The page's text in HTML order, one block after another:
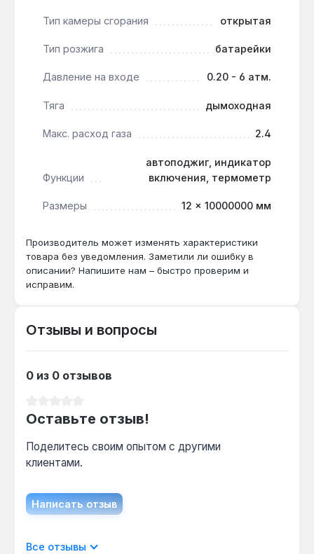
доставка по Украине.
мощность 24 кВт обеспечивают нагрев воды
одновременно, но для двух ванн потребуется
теплообменника раз в 1-2 года — это
предотвращает снижение КПД и продлевает
срок службы.
Тип камеры сгорания открытая
Тип розжига батарейки
Давление на входе 0.20 - 6 атм.
Тяга дымоходная
Макс. расход газа 2.4
Функции
автоподжиг, индикатор
включения, термометр
Размеры 12 × 10000000 мм
Производитель может изменять характеристики
товара без уведомления. Заметили ли ошибку в
описании? Напишите нам – быстро проверим и
исправим.
Отзывы и вопросы
0 из 0 отзывов
Оставьте отзыв!
Поделитесь своим опытом с другими
клиентами.
Написать отзыв
Отображать отзывы только на текущем
Все отзывы